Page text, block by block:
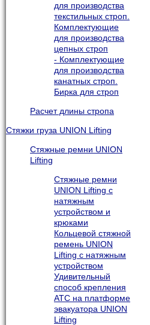
для производства
текстильных строп.
Комплектующие
для производства
цепных строп
- Комплектующие
для производства
канатных строп.
Бирка для строп
Расчет длины стропа
Стяжки груза UNION Lifting
Стяжные ремни UNION
Lifting
Стяжные ремни
UNION Lifting с
натяжным
устройством и
крюками
Кольцевой стяжной
ремень UNION
Lifting с натяжным
устройством
Удивительный
способ крепления
АТС на платформе
эвакуатора UNION
Lifting